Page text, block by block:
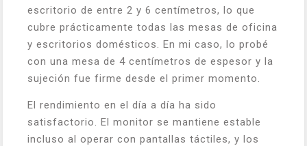
escritorio de entre 2 y 6 centímetros, lo que
cubre prácticamente todas las mesas de oficina
y escritorios domésticos. En mi caso, lo probé
con una mesa de 4 centímetros de espesor y la
sujeción fue firme desde el primer momento.
El rendimiento en el día a día ha sido
satisfactorio. El monitor se mantiene estable
incluso al operar con pantallas táctiles, y los